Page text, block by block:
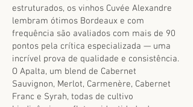
estruturados, os vinhos Cuvée Alexandre
lembram ótimos Bordeaux e com
frequência são avaliados com mais de 90
pontos pela crítica especializada — uma
incrível prova de qualidade e consistência.
O Apalta, um blend de Cabernet
Sauvignon, Merlot, Carmenère, Cabernet
Franc e Syrah, todas de cultivo